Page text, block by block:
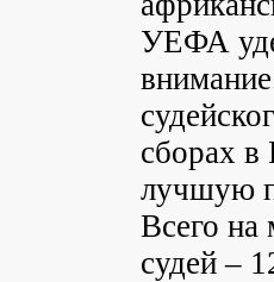
УЕФА
сборах
лучшую
Всего на
судей –